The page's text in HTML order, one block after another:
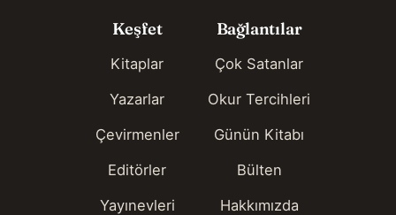
Keşfet
Kitaplar
Yazarlar
Çevirmenler
Editörler
Yayınevleri
Bağlantılar
Çok Satanlar
Okur Tercihleri
Günün Kitabı
Bülten
Hakkımızda